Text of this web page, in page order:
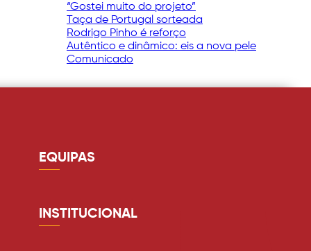
“Gostei muito do projeto”
Taça de Portugal sorteada
Rodrigo Pinho é reforço
Autêntico e dinâmico: eis a nova pele
Comunicado
EQUIPAS
Defesa
INSTITUCIONAL